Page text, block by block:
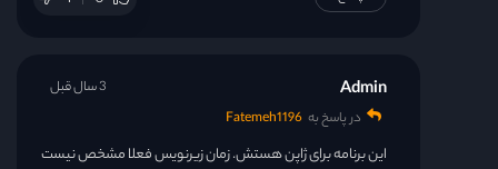
Admin
در پاسخ به Fatemeh1196
این برنامه برای ژاپن هستش. زمان زیرنویس فعلا مشخص نیست
3 سال قبل